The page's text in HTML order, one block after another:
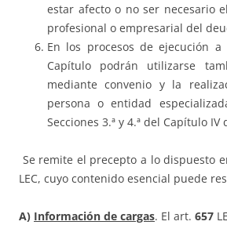
estar afecto o no ser necesario
profesional o empresarial del
En los procesos de ejecución
Capítulo podrán utilizarse
mediante convenio y la
persona o entidad
Secciones 3.ª y 4.ª del Capítulo
Se remite el precepto a lo dispuesto
LEC, cuyo contenido esencial puede
A) Información de cargas. El art. 657